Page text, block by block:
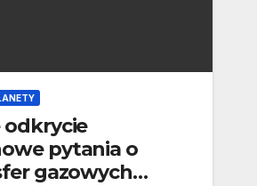
odkrycie
pytania o
gazowych